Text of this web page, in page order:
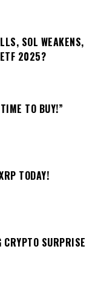
SOL WEAKENS,
2025?
TO BUY!”
TODAY!
SURPRISE